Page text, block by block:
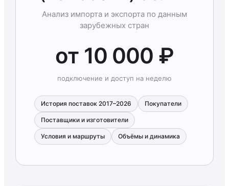
Анализ импорта и экспорта по данным
зарубежных стран
от 10 000 ₽
подключение и доступ на неделю
История поставок 2017–2026 Покупатели
Поставщики и изготовители
Условия и маршруты Объёмы и динамика